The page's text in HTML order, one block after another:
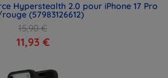
Hyperstealth 2.0 pour iPhone 17 Pro
(57983126612)
15,90 €
11,93 €